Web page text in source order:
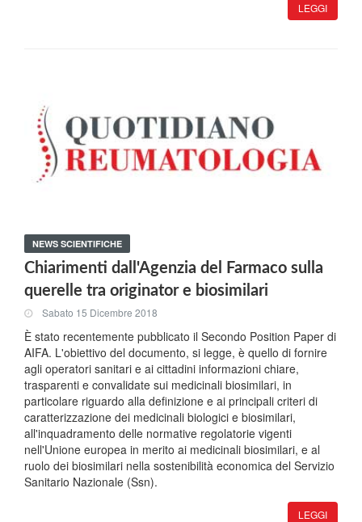
LEGGI
NEWS SCIENTIFICHE
Chiarimenti dall'Agenzia del Farmaco sulla
querelle tra originator e biosimilari
Sabato 15 Dicembre 2018
È stato recentemente pubblicato il Secondo Position Paper di
AIFA. L'obiettivo del documento, si legge, è quello di fornire
agli operatori sanitari e ai cittadini informazioni chiare,
trasparenti e convalidate sui medicinali biosimilari, in
particolare riguardo alla definizione e ai principali criteri di
caratterizzazione dei medicinali biologici e biosimilari,
all'inquadramento delle normative regolatorie vigenti
nell'Unione europea in merito ai medicinali biosimilari, e al
ruolo dei biosimilari nella sostenibilità economica del Servizio
Sanitario Nazionale (Ssn).
LEGGI